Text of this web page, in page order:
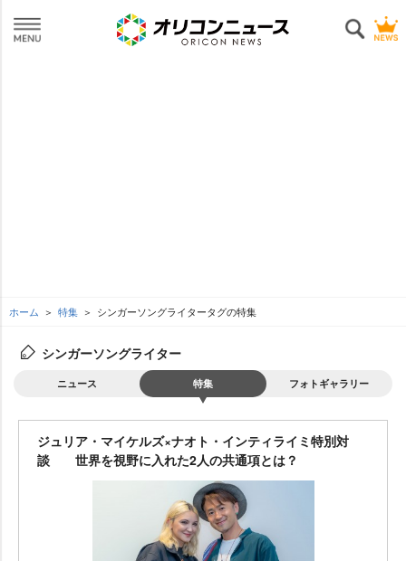
ホーム 特集 シンガーソングライタータグの特集
シンガーソングライター
ニュース 特集 フォトギャラリー
ジュリア・マイケルズ×ナオト・インティライミ特別対
談 世界を視野に入れた2人の共通項とは？